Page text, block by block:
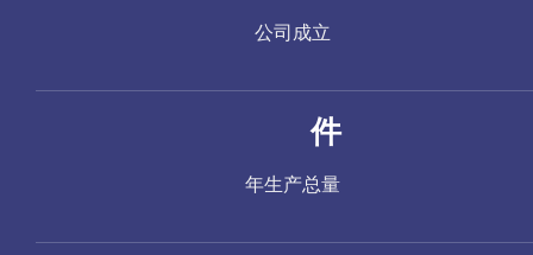
公司成立
件
年生产总量